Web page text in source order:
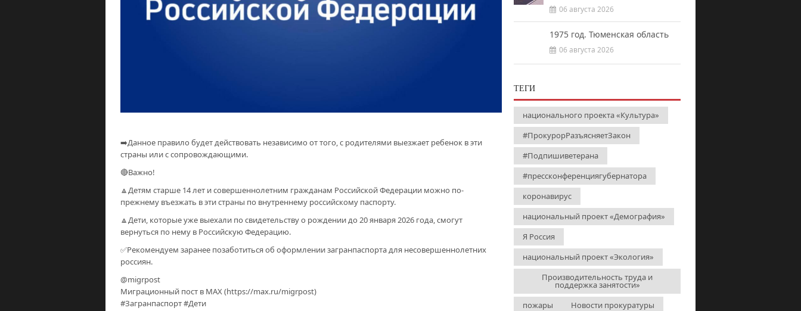
➡️Данное правило будет действовать независимо от того, с родителями выезжает ребенок в эти
страны или с сопровождающими.
🔴Важно!
🔼Детям старше 14 лет и совершеннолетним гражданам Российской Федерации можно по-
прежнему въезжать в эти страны по внутреннему российскому паспорту.
🔼Дети, которые уже выехали по свидетельству о рождении до 20 января 2026 года, смогут
вернуться по нему в Российскую Федерацию.
✅Рекомендуем заранее позаботиться об оформлении загранпаспорта для несовершеннолетних
россиян.
@migrpost
Миграционный пост в МАХ (https://max.ru/migrpost)
#Загранпаспорт #Дети
06 августа 2026
1975 год. Тюменская область
06 августа 2026
ТЕГИ
национального проекта «Культура»
#ПрокурорРазъясняетЗакон
#Подпишиветерана
#прессконференциягубернатора
коронавирус
национальный проект «Демография»
Я Россия
национальный проект «Экология»
Производительность труда и
поддержка занятости»
пожары
Новости прокуратуры